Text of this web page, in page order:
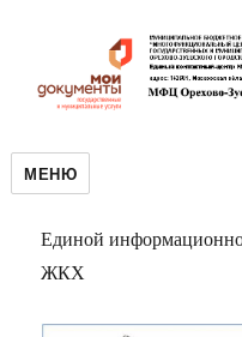
МЕНЮ
Единой
ЖКХ